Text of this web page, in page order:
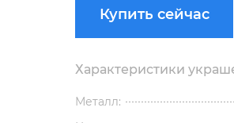
Купить сейчас
Характеристики
Металл: